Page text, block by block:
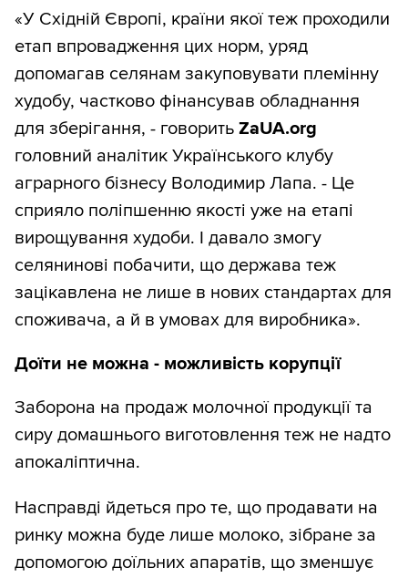
«У Східній Європі, країни якої теж проходили
етап впровадження цих норм, уряд
допомагав селянам закуповувати племінну
худобу, частково фінансував обладнання
для зберігання, - говорить ZaUA.org
головний аналітик Українського клубу
аграрного бізнесу Володимир Лапа. - Це
сприяло поліпшенню якості уже на етапі
вирощування худоби. І давало змогу
селянинові побачити, що держава теж
зацікавлена не лише в нових стандартах для
споживача, а й в умовах для виробника».
Доїти не можна - можливість корупції
Заборона на продаж молочної продукції та
сиру домашнього виготовлення теж не надто
апокаліптична.
Насправді йдеться про те, що продавати на
ринку можна буде лише молоко, зібране за
допомогою доїльних апаратів, що зменшує